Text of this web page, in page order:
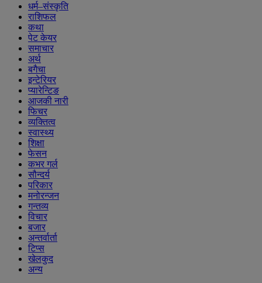
धर्म–संस्कृति
राशिफल
कथा
पेट केयर
समाचार
अर्थ
बगैचा
इन्टेरियर
प्यारेन्टिङ
आजकी नारी
फिचर
व्यक्तित्व
स्वास्थ्य
शिक्षा
फेसन
कभर गर्ल
सौन्दर्य
परिकार
मनोरन्जन
गन्तव्य
विचार
बजार
अन्तर्वार्ता
टिप्स
खेलकुद
अन्य